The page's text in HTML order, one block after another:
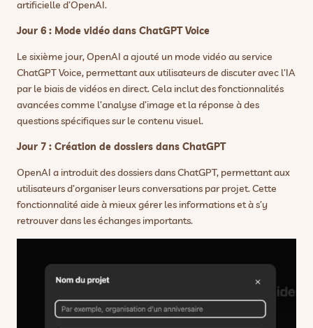
artificielle d’OpenAI.
Jour 6 : Mode vidéo dans ChatGPT Voice
Le sixième jour, OpenAI a ajouté un mode vidéo au service
ChatGPT Voice, permettant aux utilisateurs de discuter avec l’IA
par le biais de vidéos en direct. Cela inclut des fonctionnalités
avancées comme l’analyse d’image et la réponse à des
questions spécifiques sur le contenu visuel.
Jour 7 : Création de dossiers dans ChatGPT
OpenAI a introduit des dossiers dans ChatGPT, permettant aux
utilisateurs d’organiser leurs conversations par projet. Cette
fonctionnalité aide à mieux gérer les informations et à s’y
retrouver dans les échanges importants.